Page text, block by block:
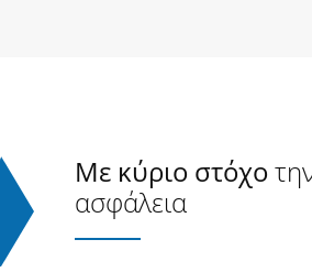
Με κύριο στόχο
ασφάλεια